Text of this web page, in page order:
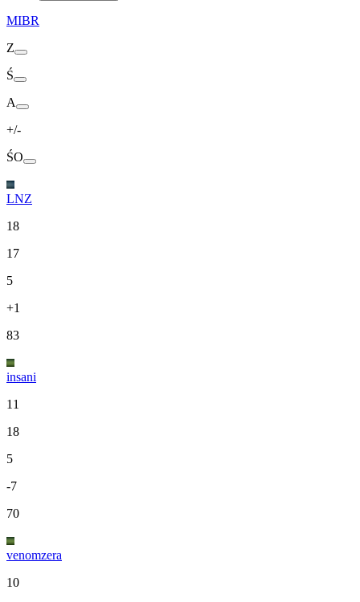
MIBR
Z
Ś
A
+/-
ŚO
LNZ
18
17
5
+1
83
insani
11
18
5
-7
70
venomzera
10